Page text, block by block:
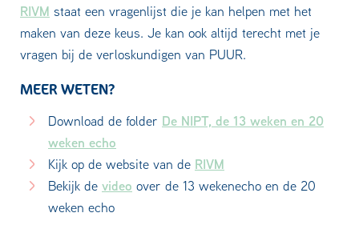
RIVM staat een vragenlijst die je kan helpen met het
maken van deze keus. Je kan ook altijd terecht met je
vragen bij de verloskundigen van PUUR.
MEER WETEN?
Download de folder De NIPT, de 13 weken en 20
weken echo
Kijk op de website van de RIVM
Bekijk de video over de 13 wekenecho en de 20
weken echo